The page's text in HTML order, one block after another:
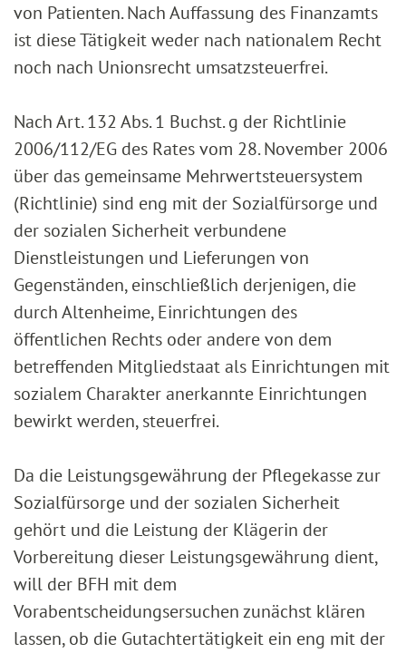
von Patienten. Nach Auffassung des Finanzamts
ist diese Tätigkeit weder nach nationalem Recht
noch nach Unionsrecht umsatzsteuerfrei.
Nach Art. 132 Abs. 1 Buchst. g der Richtlinie
2006/112/EG des Rates vom 28. November 2006
über das gemeinsame Mehrwertsteuersystem
(Richtlinie) sind eng mit der Sozialfürsorge und
der sozialen Sicherheit verbundene
Dienstleistungen und Lieferungen von
Gegenständen, einschließlich derjenigen, die
durch Altenheime, Einrichtungen des
öffentlichen Rechts oder andere von dem
betreffenden Mitgliedstaat als Einrichtungen mit
sozialem Charakter anerkannte Einrichtungen
bewirkt werden, steuerfrei.
Da die Leistungsgewährung der Pflegekasse zur
Sozialfürsorge und der sozialen Sicherheit
gehört und die Leistung der Klägerin der
Vorbereitung dieser Leistungsgewährung dient,
will der BFH mit dem
Vorabentscheidungsersuchen zunächst klären
lassen, ob die Gutachtertätigkeit ein eng mit der